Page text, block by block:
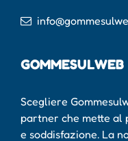
GOMMESULWEB
Scegliere
partner che mette al
e soddisfazione. La